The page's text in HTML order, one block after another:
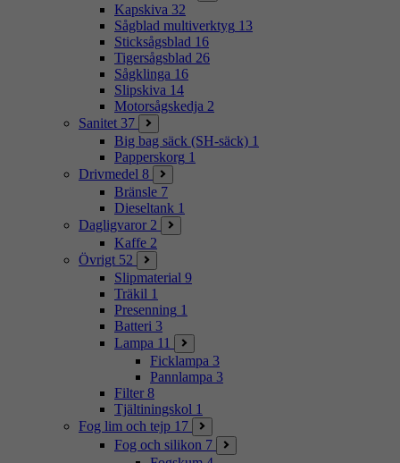
Kapskiva 32
Sågblad multiverktyg 13
Sticksågsblad 16
Tigersågsblad 26
Sågklinga 16
Slipskiva 14
Motorsågskedja 2
Sanitet 37
Big bag säck (SH-säck) 1
Papperskorg 1
Drivmedel 8
Bränsle 7
Dieseltank 1
Dagligvaror 2
Kaffe 2
Övrigt 52
Slipmaterial 9
Träkil 1
Presenning 1
Batteri 3
Lampa 11
Ficklampa 3
Pannlampa 3
Filter 8
Tjältiningskol 1
Fog lim och tejp 17
Fog och silikon 7